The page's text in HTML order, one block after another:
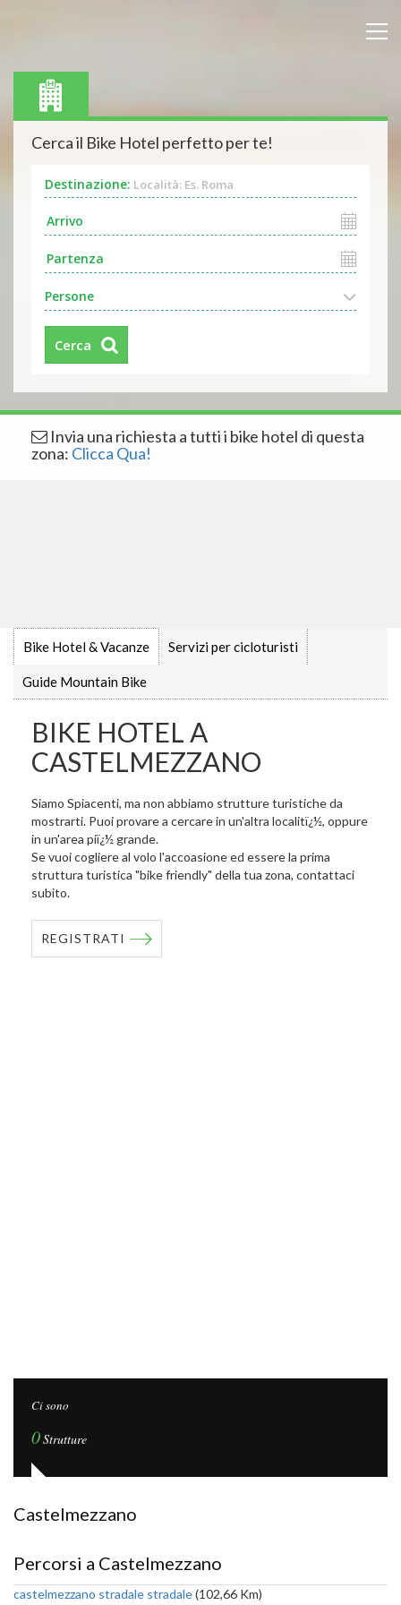
Cerca il Bike Hotel perfetto per te!
Destinazione: Località: Es. Roma
Persone
Cerca
Invia una richiesta a tutti i bike hotel di questa
zona: Clicca Qua!
Bike Hotel & Vacanze Servizi per cicloturisti
Guide Mountain Bike
BIKE HOTEL A
CASTELMEZZANO
Siamo Spiacenti, ma non abbiamo strutture turistiche da
mostrarti. Puoi provare a cercare in un'altra localitï¿½, oppure
in un'area piï¿½ grande.
Se vuoi cogliere al volo l'accoasione ed essere la prima
struttura turistica "bike friendly" della tua zona, contattaci
subito.
REGISTRATI
Ci sono
0Strutture
Castelmezzano
Percorsi a Castelmezzano
castelmezzano stradale stradale(102,66 Km)